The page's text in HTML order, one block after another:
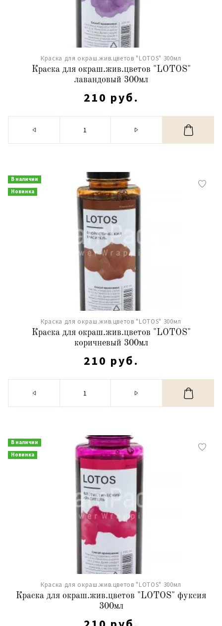
Краска для окраш.жив.цветов "LOTOS" 300мл
Краска для окраш.жив.цветов "LOTOS"
лавандовый 300мл
210 руб.
В наличии
Новинка
Краска для окраш.жив.цветов "LOTOS" 300мл
Краска для окраш.жив.цветов "LOTOS"
коричневый 300мл
210 руб.
В наличии
Новинка
Краска для окраш.жив.цветов "LOTOS" 300мл
Краска для окраш.жив.цветов "LOTOS" фуксия
300мл